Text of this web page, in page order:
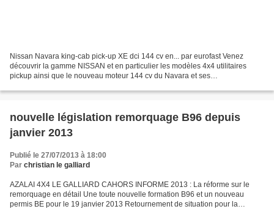
Nissan Navara king-cab pick-up XE dci 144 cv en... par eurofast Venez
découvrir la gamme NISSAN et en particulier les modèles 4x4 utilitaires
pickup ainsi que le nouveau moteur 144 cv du Navara et ses
nouvelle législation remorquage B96 depuis
janvier 2013
Publié le 27/07/2013 à 18:00
Par christian le galliard
AZALAI 4X4 LE GALLIARD CAHORS INFORME 2013 : La réforme sur le
remorquage en détail Une toute nouvelle formation B96 et un nouveau
permis BE pour le 19 janvier 2013 Retournement de situation pour la